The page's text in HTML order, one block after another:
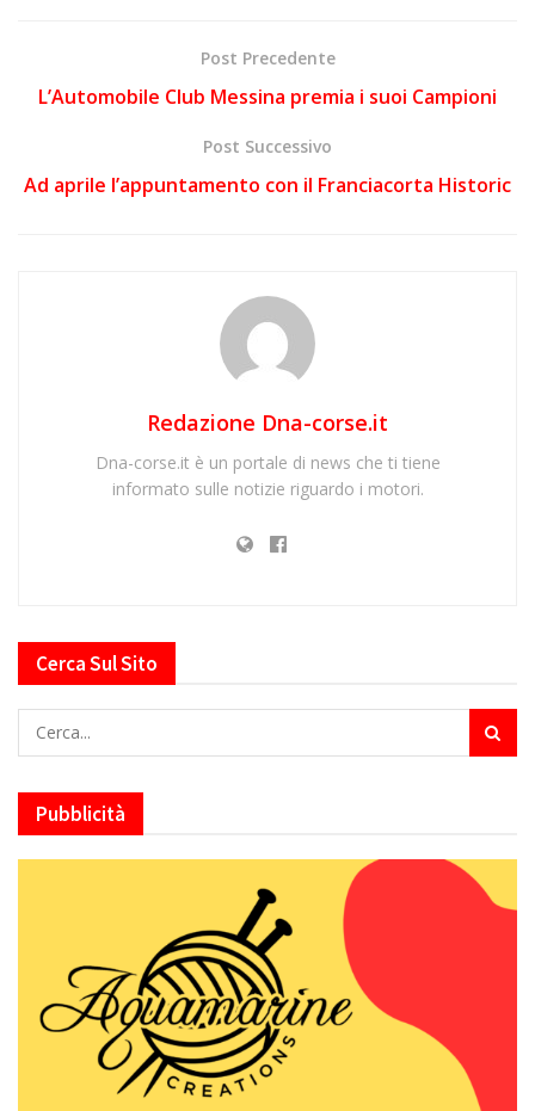
Post Precedente
L’Automobile Club Messina premia i suoi Campioni
Post Successivo
Ad aprile l’appuntamento con il Franciacorta Historic
Redazione Dna-corse.it
Dna-corse.it è un portale di news che ti tiene
informato sulle notizie riguardo i motori.
Cerca Sul Sito
Pubblicità